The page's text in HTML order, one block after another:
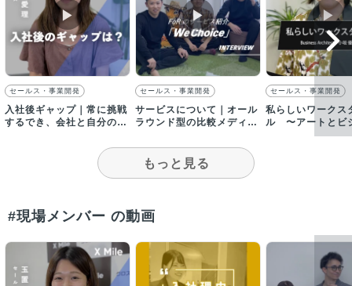
▶︎
セールス・事業開発
入社後ギャップ｜常に挑戦
するでき、会社と自分の成
▶︎
セールス・事業開発
サービスについて｜オール
ラウンド型の比較メディア
▶︎
セールス・事業開発
私らしいワークス
ル 〜アートとビ
融合させ、ZERO
もっと見る
#現場メンバー の動画